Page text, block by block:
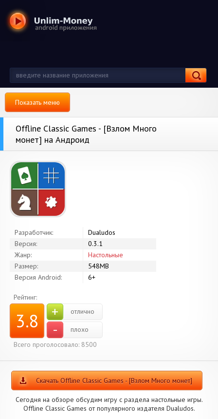
Показать меню
Offline Classic Games - [Взлом Много
монет] на Андроид
Разработчик:
Dualudos
Версия:
0.3.1
Жанр:
Настольные
Размер:
548MB
Версия Android:
6+
Рейтинг:
3.8 + отлично
-
плохо
Всего проголосовало: 8500
Скачать Offline Classic Games - [Взлом Много монет]
Сегодня на обзоре обсудим игру с раздела настольные игры.
Offline Classic Games от популярного издателя Dualudos.